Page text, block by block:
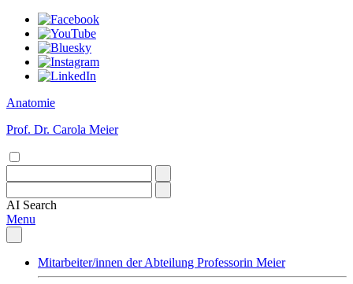
Anatomie
Prof. Dr. Carola Meier
AI Search
Menu
Mitarbeiter/innen der Abteilung Professorin Meier